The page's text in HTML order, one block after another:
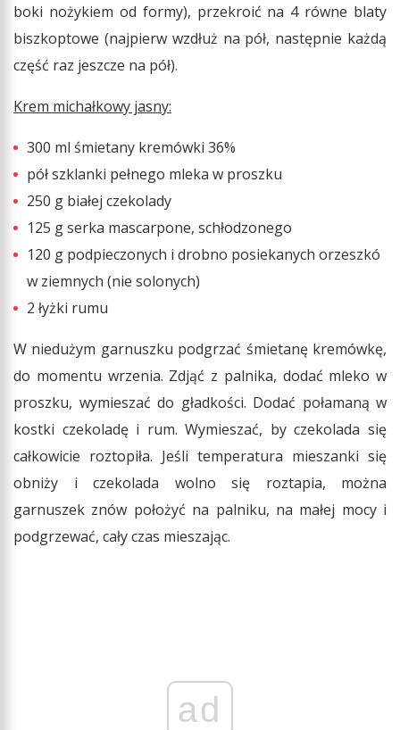
boki nożykiem od formy), przekroić na 4 równe blaty
biszkoptowe (najpierw wzdłuż na pół, następnie każdą
część raz jeszcze na pół).
Krem michałkowy jasny:
300 ml śmietany kremówki 36%
pół szklanki pełnego mleka w proszku
250 g białej czekolady
125 g serka mascarpone, schłodzonego
120 g podpieczonych i drobno posiekanych orzeszkó
w ziemnych (nie solonych)
2 łyżki rumu
W niedużym garnuszku podgrzać śmietanę kremówkę,
do momentu wrzenia. Zdjąć z palnika, dodać mleko w
proszku, wymieszać do gładkości. Dodać połamaną w
kostki czekoladę i rum. Wymieszać, by czekolada się
całkowicie roztopiła. Jeśli temperatura mieszanki się
obniży i czekolada wolno się roztapia, można
garnuszek znów położyć na palniku, na małej mocy i
podgrzewać, cały czas mieszając.
ad